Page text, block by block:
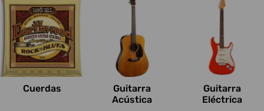
Cuerdas
Guitarra
Acústica
Guitarra
Eléctrica